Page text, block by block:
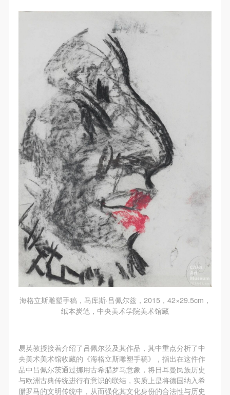
海格立斯雕塑手稿，马库斯·吕佩尔兹，2015，42×29.5cm，
纸本炭笔，中央美术学院美术馆藏
易英教授接着介绍了吕佩尔茨及其作品，其中重点分析了中
央美术美术馆收藏的《海格立斯雕塑手稿》，指出在这件作
品中吕佩尔茨通过挪用古希腊罗马意象，将日耳曼民族历史
与欧洲古典传统进行有意识的联结，实质上是将德国纳入希
腊罗马的文明传统中，从而强化其文化身份的合法性与历史